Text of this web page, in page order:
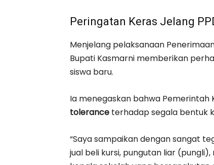
Peringatan Keras Jelang
Menjelang pelaksanaan
Bupati Kasmarni memberikan
siswa baru.
Ia menegaskan bahwa
tolerance terhadap segala bentuk
“Saya sampaikan dengan sangat
jual beli kursi, pungutan liar